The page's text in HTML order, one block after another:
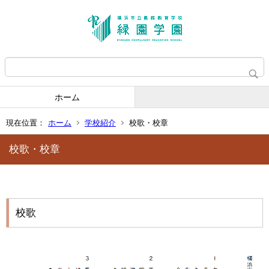
ホーム
現在位置： ホーム 学校紹介 校歌・校章
校歌・校章
校歌